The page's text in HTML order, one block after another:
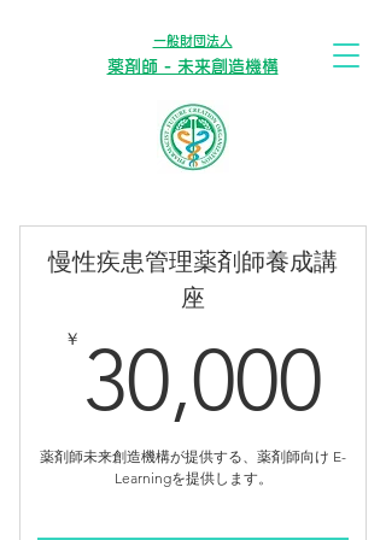
​一般財団法人
薬剤師 - 未来創造機構
慢性疾患管理薬剤師養成講
座
￥ 30,000
薬剤師未来創造機構が提供する、薬剤師向け E-
Learningを提供します。